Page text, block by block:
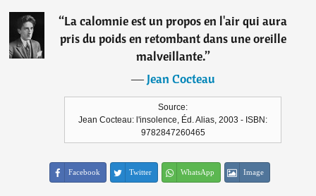
“La calomnie est un propos en l'air qui aura
pris du poids en retombant dans une oreille
malveillante.”
―Jean Cocteau
Source:
Jean Cocteau: l'insolence, Éd. Alias, 2003 - ISBN:
9782847260465
Facebook Twitter WhatsApp Image